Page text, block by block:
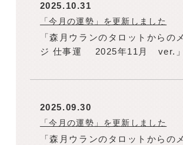
2025.10.31
「今月の運勢」を更新しました
「森月ウランのタロットからの
ジ 仕事運 2025年11月 ver.」
2025.09.30
「今月の運勢」を更新しました
「森月ウランのタロットからの